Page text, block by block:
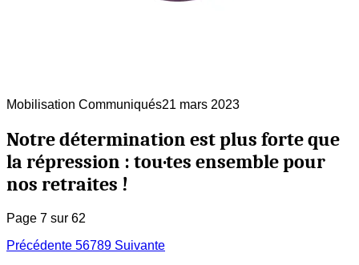
Mobilisation Communiqués21 mars 2023
Notre détermination est plus forte que
la répression : tou·tes ensemble pour
nos retraites !
Page 7 sur 62
Précédente 56789 Suivante